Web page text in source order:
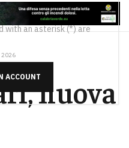
with an asterisk (*) are
ACCOUNT
2026
nuova